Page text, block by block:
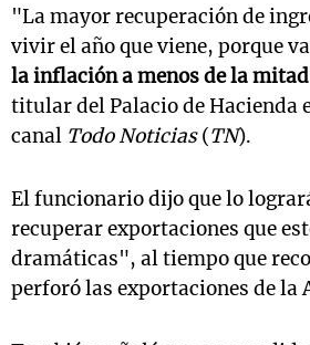
"La mayor recuperación de
vivir el año que viene, porque
la inflación a menos de la mitad
titular del Palacio de Hacienda
canal Todo Noticias(TN).
El funcionario dijo que lo
recuperar exportaciones que
dramáticas", al tiempo que
perforó las exportaciones de la